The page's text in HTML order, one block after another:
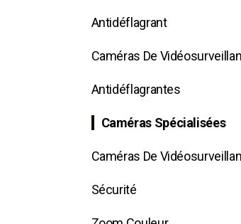
Antidéflagrant
Caméras De
Antidéflagrantes
Caméras Spécialisées
Caméras De
Sécurité